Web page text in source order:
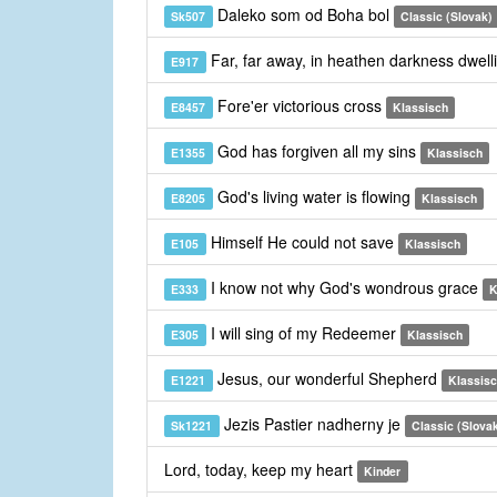
Sk507 Daleko som od Boha bol Classic (Slovak)
E917 Far, far away, in heathen darkness
E8457 Fore'er victorious cross Klassisch
E1355 God has forgiven all my sins Klassisch
E8205 God's living water is flowing Klassisch
E105 Himself He could not save Klassisch
E333 I know not why God's wondrous grace
E305 I will sing of my Redeemer Klassisch
E1221 Jesus, our wonderful Shepherd
Sk1221 Jezis Pastier nadherny je Classic
Lord, today, keep my heart Kinder